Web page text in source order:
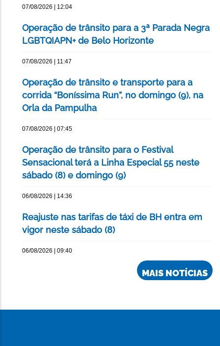
07/08/2026 | 12:04
Operação de trânsito para a 3ª Parada Negra
LGBTQIAPN+ de Belo Horizonte
07/08/2026 | 11:47
Operação de trânsito e transporte para a
corrida “Boníssima Run”, no domingo (9), na
Orla da Pampulha
07/08/2026 | 07:45
Operação de trânsito para o Festival
Sensacional terá a Linha Especial 55 neste
sábado (8) e domingo (9)
06/08/2026 | 14:36
Reajuste nas tarifas de táxi de BH entra em
vigor neste sábado (8)
06/08/2026 | 09:40
MAIS NOTÍCIAS